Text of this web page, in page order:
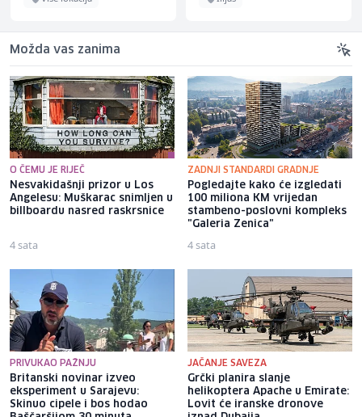
Možda vas zanima
O ČEMU JE RIJEČ
Nesvakidašnji prizor u Los
Angelesu: Muškarac snimljen u
billboardu nasred raskrsnice
4 sata
ZADNJI STANDARDI GRADNJE
Pogledajte kako će izgledati
100 miliona KM vrijedan
stambeno-poslovni kompleks
"Galeria Zenica"
4 sata
PRIVUKAO PAŽNJU
Britanski novinar izveo
eksperiment u Sarajevu:
Skinuo cipele i bos hodao
JAČANJE SAVEZA
Grčki planira slanje
helikoptera Apache u Emirate:
Lovit će iranske dronove